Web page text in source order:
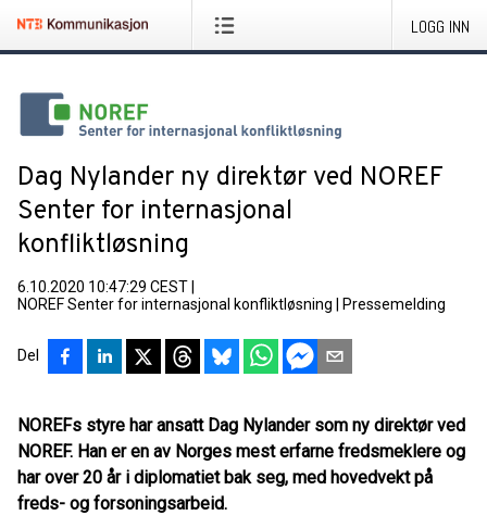
LOGG INN
Dag Nylander ny direktør ved NOREF
Senter for internasjonal
konfliktløsning
6.10.2020 10:47:29 CEST
NOREF Senter for internasjonal konfliktløsning
Pressemelding
Del
NOREFs styre har ansatt Dag Nylander som ny direktør ved
NOREF. Han er en av Norges mest erfarne fredsmeklere og
har over 20 år i diplomatiet bak seg, med hovedvekt på
freds- og forsoningsarbeid.